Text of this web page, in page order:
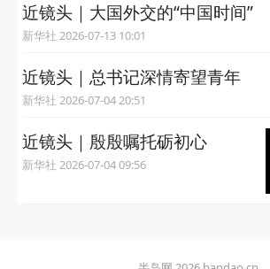
近镜头｜大国外交的“中国时间”
新华社 2026-07-13 10:01
近镜头｜总书记深情寄望青年
新华社 2026-07-04 20:51
近镜头｜殷殷嘱托砺初心
新华社 2026-07-04 09:56